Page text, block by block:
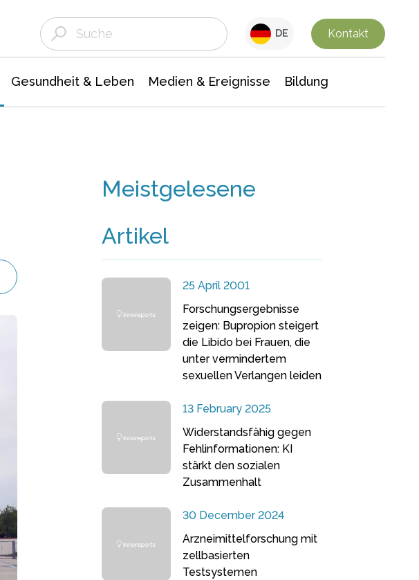
DE Kontakt
Gesundheit & Leben Medien & Ereignisse Bildung
Meistgelesene
Artikel
25 April 2001
Forschungsergebnisse
zeigen: Bupropion steigert
die Libido bei Frauen, die
unter vermindertem
sexuellen Verlangen leiden
13 February 2025
Widerstandsfähig gegen
Fehlinformationen: KI
stärkt den sozialen
Zusammenhalt
30 December 2024
Arzneimittelforschung mit
zellbasierten
Testsystemen